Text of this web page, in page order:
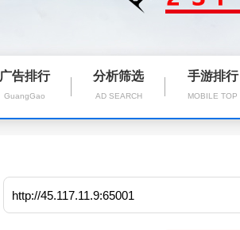
广告排行
GuangGao
分析筛选
AD SEARCH
手游排行
MOBILE TOP